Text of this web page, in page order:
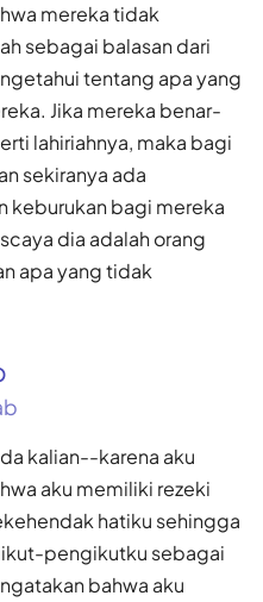
mereka tidak
sebagai balasan dari
tentang apa yang
Jika mereka benar-
lahiriahnya, maka bagi
sekiranya ada
keburukan bagi mereka
dia adalah orang
apa yang tidak
kalian--karena aku
aku memiliki rezeki
hatiku sehingga
pengikutku sebagai
bahwa aku